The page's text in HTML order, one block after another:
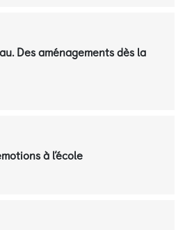
Des aménagements dès la
à l’école